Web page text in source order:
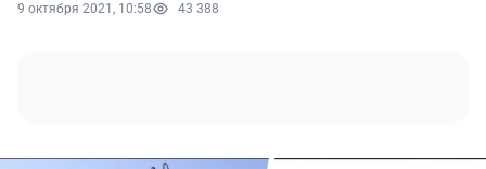
9 октября 2021, 10:58 43 388